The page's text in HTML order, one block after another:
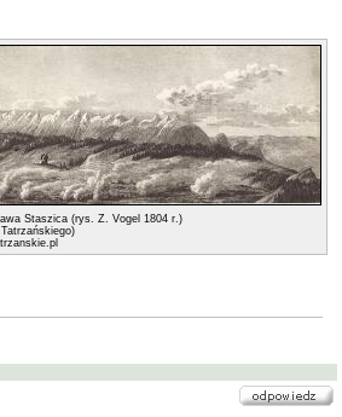
Staszica (rys. Z. Vogel 1804 r.)